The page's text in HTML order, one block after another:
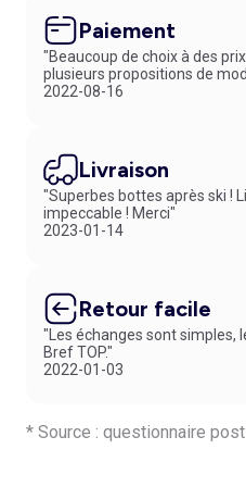
Paiement
"Beaucoup de choix à des
plusieurs propositions de
2022-08-16
Livraison
"Superbes bottes après ski !
impeccable ! Merci"
2023-01-14
Retour facile
"Les échanges sont simples,
Bref TOP."
2022-01-03
* Source : questionnaire